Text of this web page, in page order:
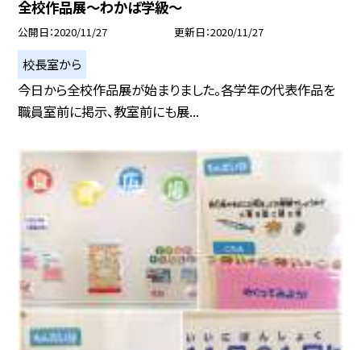
全校作品展〜わかば学級〜
公開日 2020/11/27 更新日 2020/11/27
校長室から
今日から全校作品展が始まりました。各学年の代表作品を
職員室前に掲示、教室前にも展...